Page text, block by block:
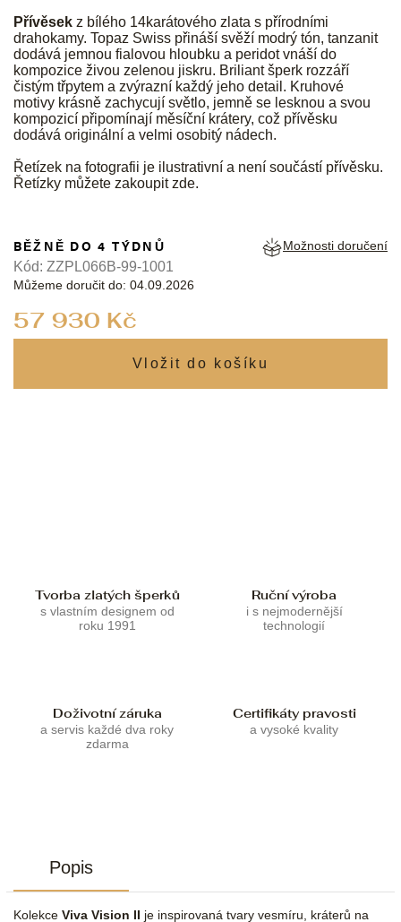
Přívěsek z bílého 14karátového zlata s přírodními
drahokamy. Topaz Swiss přináší svěží modrý tón, tanzanit
dodává jemnou fialovou hloubku a peridot vnáší do
kompozice živou zelenou jiskru. Briliant šperk rozzáří
čistým třpytem a zvýrazní každý jeho detail. Kruhové
motivy krásně zachycují světlo, jemně se lesknou a svou
kompozicí připomínají měsíční krátery, což přívěsku
dodává originální a velmi osobitý nádech.
Řetízek na fotografii je ilustrativní a není součástí přívěsku.
Řetízky můžete zakoupitzde.
57 930 Kč
BĚŽNĚ DO 4 TÝDNŮ
Můžeme doručit do: 04.09.2026
Možnosti doručení
Kód: ZZPL066B-99-1001
Tvorba zlatých šperků
s vlastním designem od
roku 1991
Ruční výroba
i s nejmodernější
technologií
Doživotní záruka
a servis každé dva roky
zdarma
Certifikáty pravosti
a vysoké kvality
Popis
Kolekce Viva Vision II je inspirovaná tvary vesmíru, kráterů na